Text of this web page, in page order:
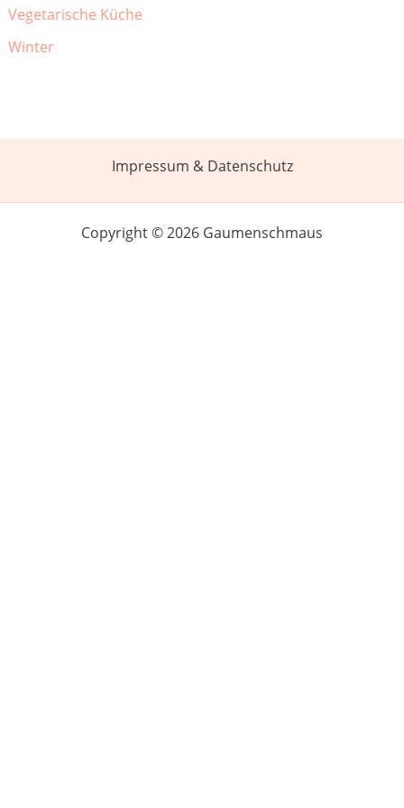
Vegetarische Küche
Winter
Impressum & Datenschutz
Copyright © 2026 Gaumenschmaus